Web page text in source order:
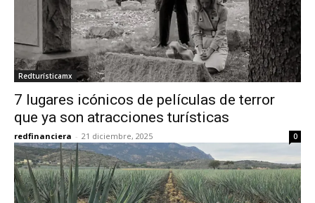
Redturísticamx
7 lugares icónicos de películas de terror
que ya son atracciones turísticas
redfinanciera - 21 diciembre, 2025 0